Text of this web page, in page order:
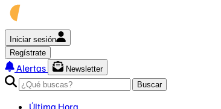
Iniciar sesión
Regístrate
Alertas
Newsletter
Buscar
Última Hora